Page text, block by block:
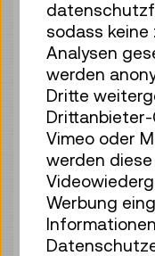
Fr 07.08. 15:00
Führung /
4 Plätze frei
€ 3,90
Fr 07.08. 15:30
Führung /
4 Plätze frei
€ 3,90
Fr 07.08. 16:30
sodass
Analysen
werden
Dritte
Drittanbieter-
Vimeo oder
werden
Werbung